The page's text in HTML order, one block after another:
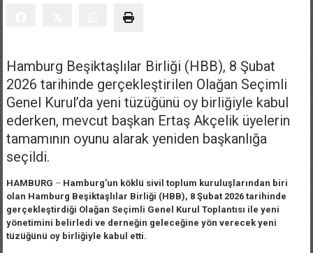
Hamburg Beşiktaşlılar Birliği (HBB), 8 Şubat
2026 tarihinde gerçekleştirilen Olağan Seçimli
Genel Kurul’da yeni tüzüğünü oy birliğiyle kabul
ederken, mevcut başkan Ertaş Akçelik üyelerin
tamamının oyunu alarak yeniden başkanlığa
seçildi.
HAMBURG – Hamburg’un köklü sivil toplum kuruluşlarından biri
olan Hamburg Beşiktaşlılar Birliği (HBB), 8 Şubat 2026 tarihinde
gerçekleştirdiği Olağan Seçimli Genel Kurul Toplantısı ile yeni
yönetimini belirledi ve derneğin geleceğine yön verecek yeni
tüzüğünü oy birliğiyle kabul etti.